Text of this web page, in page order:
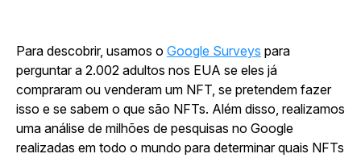
Para descobrir, usamos o Google Surveys para
perguntar a 2.002 adultos nos EUA se eles já
compraram ou venderam um NFT, se pretendem fazer
isso e se sabem o que são NFTs. Além disso, realizamos
uma análise de milhões de pesquisas no Google
realizadas em todo o mundo para determinar quais NFTs